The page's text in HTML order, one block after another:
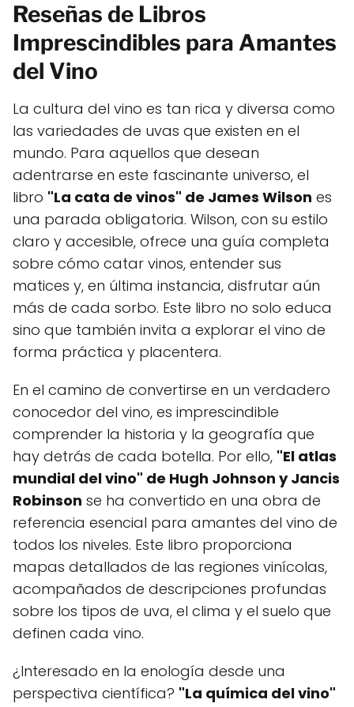
Reseñas de Libros
Imprescindibles para Amantes
del Vino
La cultura del vino es tan rica y diversa como
las variedades de uvas que existen en el
mundo. Para aquellos que desean
adentrarse en este fascinante universo, el
libro "La cata de vinos" de James Wilson es
una parada obligatoria. Wilson, con su estilo
claro y accesible, ofrece una guía completa
sobre cómo catar vinos, entender sus
matices y, en última instancia, disfrutar aún
más de cada sorbo. Este libro no solo educa
sino que también invita a explorar el vino de
forma práctica y placentera.
En el camino de convertirse en un verdadero
conocedor del vino, es imprescindible
comprender la historia y la geografía que
hay detrás de cada botella. Por ello, "El atlas
mundial del vino" de Hugh Johnson y Jancis
Robinson se ha convertido en una obra de
referencia esencial para amantes del vino de
todos los niveles. Este libro proporciona
mapas detallados de las regiones vinícolas,
acompañados de descripciones profundas
sobre los tipos de uva, el clima y el suelo que
definen cada vino.
¿Interesado en la enología desde una
perspectiva científica? "La química del vino"